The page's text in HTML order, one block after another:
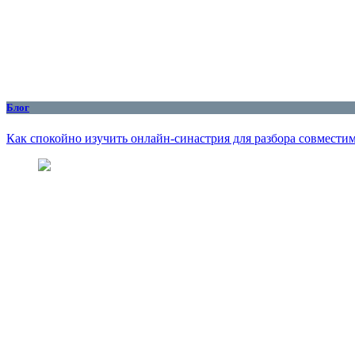
Блог
Как спокойно изучить онлайн-синастрия для разбора